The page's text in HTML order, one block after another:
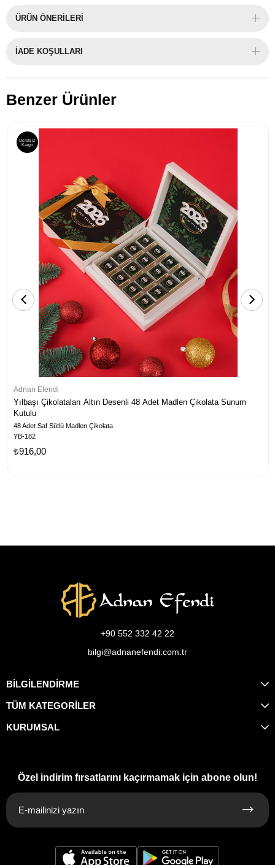
ÜRÜN ÖNERILERI
İADE KOŞULLARI
Benzer Ürünler
Adnan Efendi
Yılbaşı Çikolataları Altın Desenli 48 Adet Madlen Çikolata Sunum
Kutulu
48 Adet Saf Sütlü Madlen Çikolata
YB-182
₺916,00
Ücretsiz
Kargo
+90 552 332 42 22
bilgi@adnanefendi.com.tr
BİLGİLENDİRME
TÜM KATEGORİLER
KURUMSAL
Özel indirim fırsatlarını kaçırmamak için abone olun!